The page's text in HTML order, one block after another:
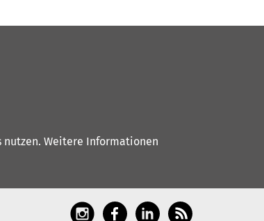
nutzen. Weitere Informationen